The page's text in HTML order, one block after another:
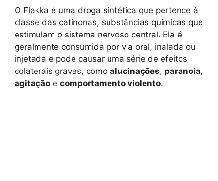
O Flakka é uma droga sintética que pertence à
classe das catinonas, substâncias químicas que
estimulam o sistema nervoso central. Ela é
geralmente consumida por via oral, inalada ou
injetada e pode causar uma série de efeitos
colaterais graves, como alucinações, paranoia,
agitação e comportamento violento.